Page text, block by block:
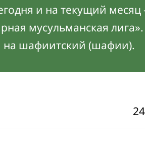
и на текущий
мусульманская
на шафиитский (шафии).